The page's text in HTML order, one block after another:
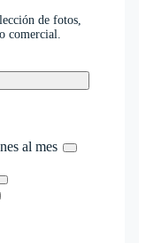
de fotos,
comercial.
al mes